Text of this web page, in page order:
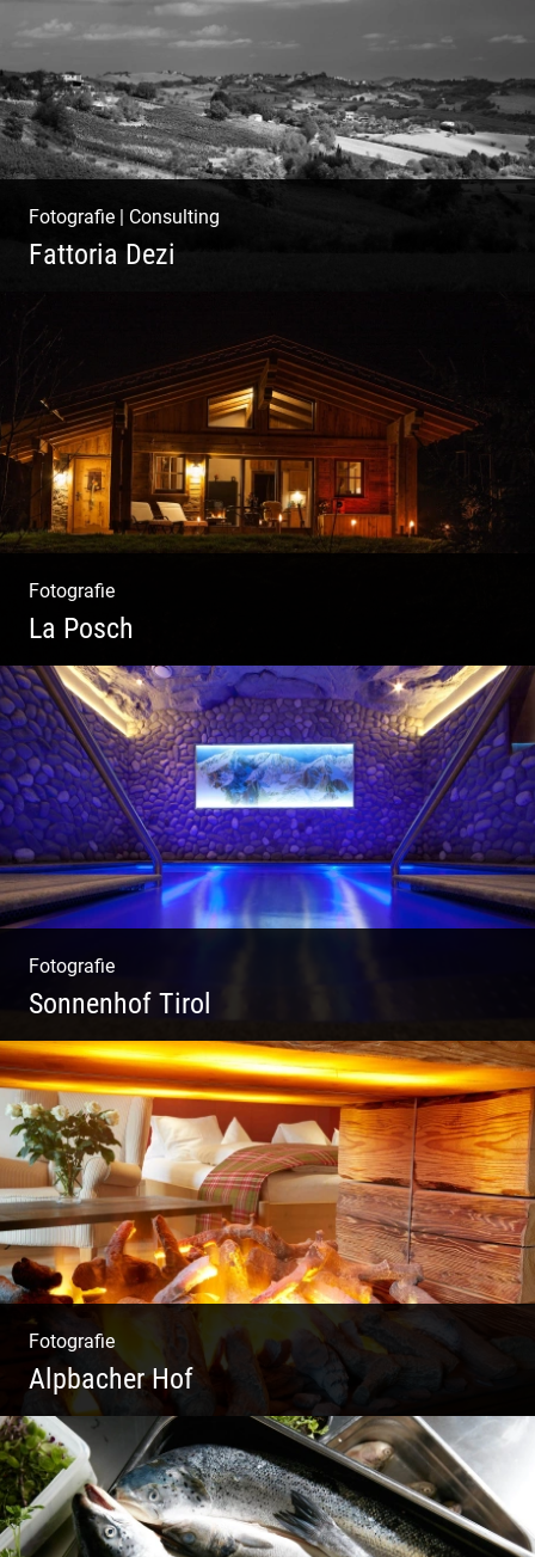
Fotografie | Consulting
Fattoria Dezi
Übersetzung & Medien | Fotografie &
Texting | Feine Weine
Fotografie
La Posch
Kuschelige Chalets | Traumhaftes Tirol |
Luxuriöse Auszeit | Alpiner Lifestyle
Fotografie
Sonnenhof Tirol
Freundliches Team | Moderne Zimmer |
Luxuriöser Spa | Coole Köche
Fotografie
Alpbacher Hof
Liebevolles Design | Moderne Zimmer |
Luxuriöser Spa | Alpiner Stil